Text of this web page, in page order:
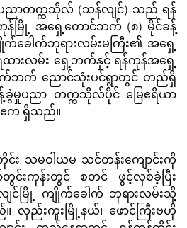
ညာတက္ကသိုလ် (သန်လျင်) သည် ရန်
ကုန်မြို့ အရှေ့တောင်ဘက် (၈) မိုင်ခန့်
ခေါက်ဘုရားလမ်းမကြီး၏ အရှေ့
ားလမ်း ရှေ့ဘက်နှင့် ရန်ကုန်အရှေ့
ဘက် ညောင်သုံးပင်ရွာတွင် တည်ရှိ
ခွဲမှုပညာ တက္ကသိုလ်ပိုင် မြေဧရိယာ
ဧက ရှိသည်။
း သမဝါယမ သင်တန်းကျောင်းကို
တွင်းကုန်းတွင် စတင် ဖွင့်လှစ်ခဲ့ပြီး
ျင်မြို့ ကျိုက်ခေါက် ဘုရားလမ်းသို့
လှည်းကူးမြို့နယ်၊ ဖောင်ကြီးဗဟို